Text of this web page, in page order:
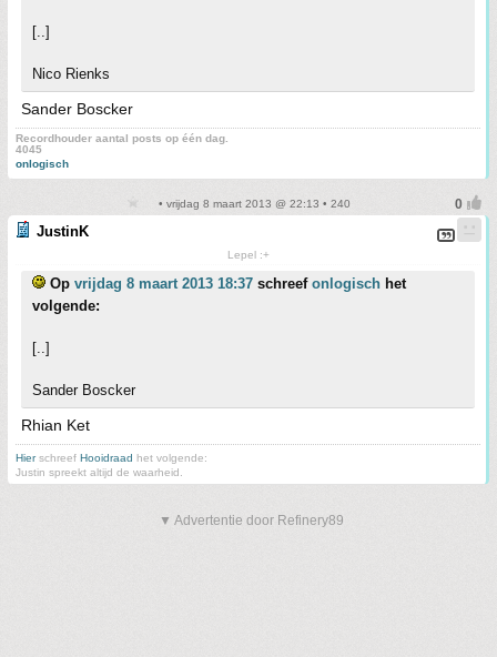
[..]
Nico Rienks
Sander Boscker
Recordhouder aantal posts op één dag.
4045
onlogisch
• vrijdag 8 maart 2013 @ 22:13 • 240
JustinK
Lepel :+
Op vrijdag 8 maart 2013 18:37 schreef onlogisch het
volgende:
[..]
Sander Boscker
Rhian Ket
Hierschreef Hooidraad het volgende:
Justin spreekt altijd de waarheid.
▼ Advertentie door Refinery89